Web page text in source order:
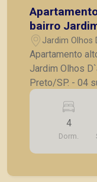
bairro
em Ribeirão
Jardim Olhos
Apartamento
Jardim Olhos
Preto/SP. - 04 suítes; - Lavabo; - Sala para 02
ambientes; -
Lavanderia; -
garagem. A Piramid tem como objetivo atender
seus clientes
locação,
4
Dorm.